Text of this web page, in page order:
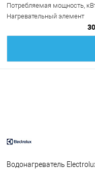
Потребляемая мощность,
Нагревательный элемент
Водонагреватель